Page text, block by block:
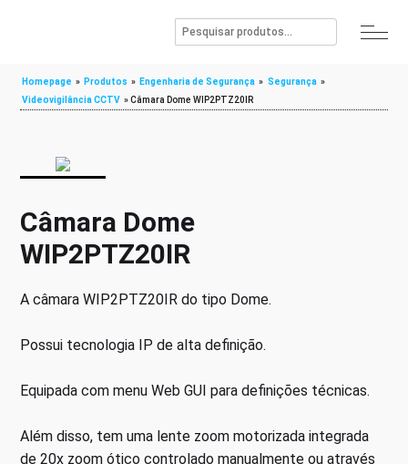
Homepage » Produtos » Engenharia de Segurança » Segurança »
Videovigilância CCTV »Câmara Dome WIP2PTZ20IR
Câmara Dome
WIP2PTZ20IR
A câmara WIP2PTZ20IR do tipo Dome.
Possui tecnologia IP de alta definição.
Equipada com menu Web GUI para definições técnicas.
Além disso, tem uma lente zoom motorizada integrada
de 20x zoom ótico controlado manualmente ou através